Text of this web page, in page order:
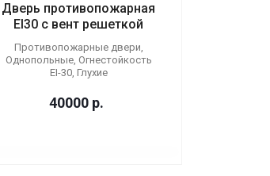
Дверь противопожарная
EI30 с вент решеткой
Противопожарные двери,
Однопольные, Огнестойкость
EI-30, Глухие
40000 р.